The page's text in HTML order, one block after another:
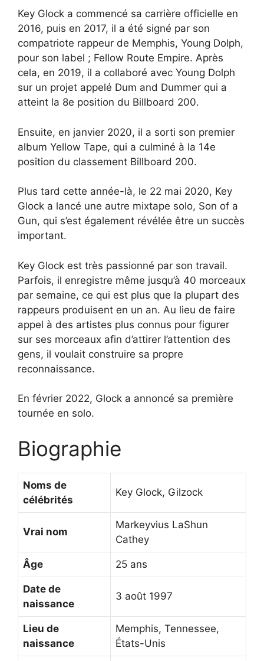
Key Glock a commencé sa carrière officielle en
2016, puis en 2017, il a été signé par son
compatriote rappeur de Memphis, Young Dolph,
pour son label ; Fellow Route Empire. Après
cela, en 2019, il a collaboré avec Young Dolph
sur un projet appelé Dum and Dummer qui a
atteint la 8e position du Billboard 200.
Ensuite, en janvier 2020, il a sorti son premier
album Yellow Tape, qui a culminé à la 14e
position du classement Billboard 200.
Plus tard cette année-là, le 22 mai 2020, Key
Glock a lancé une autre mixtape solo, Son of a
Gun, qui s’est également révélée être un succès
important.
Key Glock est très passionné par son travail.
Parfois, il enregistre même jusqu’à 40 morceaux
par semaine, ce qui est plus que la plupart des
rappeurs produisent en un an. Au lieu de faire
appel à des artistes plus connus pour figurer
sur ses morceaux afin d’attirer l’attention des
gens, il voulait construire sa propre
reconnaissance.
En février 2022, Glock a annoncé sa première
tournée en solo.
Biographie
Noms de
célébrités
Key Glock, Gilzock
Vrai nom
Markeyvius LaShun
Cathey
Âge 25 ans
Date de
naissance
3 août 1997
Lieu de
naissance
Memphis, Tennessee,
États-Unis